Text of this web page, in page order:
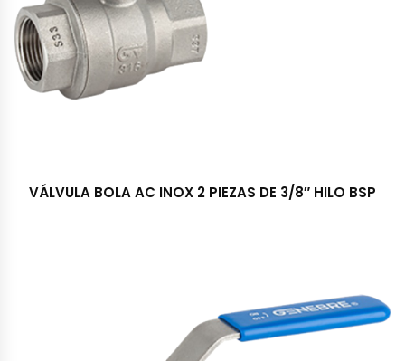
VÁLVULA BOLA AC INOX 2 PIEZAS DE 3/8″ HILO BSP